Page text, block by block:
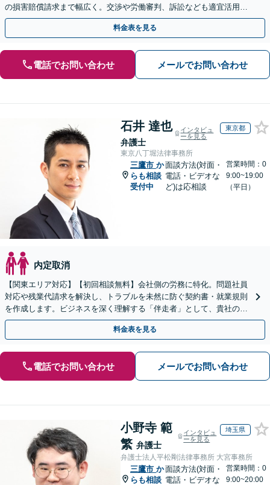
の損害賠償請求まで幅広く。交渉や労働審判、訴訟なども適宜活用
し、早期かつ最善の解決を目指します【初回面談無料】
料金表を見る
電話でお問い合わせ メールでお問い合わせ
石井 達也
弁護士
インタビュ
ーを見る
東京都
東京八丁堀法律事務所
三鷹市 か
らも相談
受付中
面談方法(対面・
電話・ビデオな
ど)は応相談
営業時間：0
9:00~19:00
（平日）
内定取消
【関東エリア対応】【初回相談無料】会社側の労務に特化。問題社員
対応や残業代請求を解決し、トラブルを未然に防ぐ契約書・就業規則
を作成します。ビジネスを深く理解する「伴走者」として、貴社の利
益と今後の事業成長を守り抜きます。
料金表を見る
電話でお問い合わせ メールでお問い合わせ
小野寺 範
繁 弁護士
インタビュ
ーを見る
埼玉県
弁護士法人平松剛法律事務所 大宮事務所
三鷹市 か
らも相談
面談方法(対面・
電話・ビデオな
営業時間：0
9:00~20:00